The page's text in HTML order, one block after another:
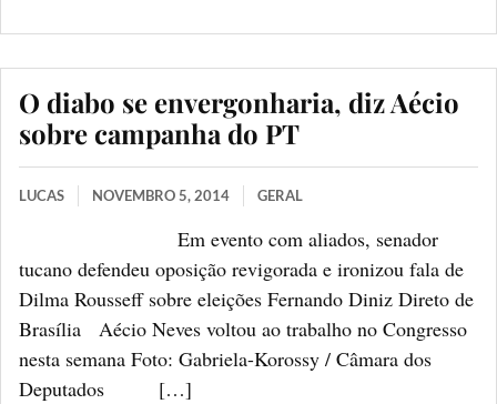
O diabo se envergonharia, diz Aécio
sobre campanha do PT
LUCAS NOVEMBRO 5, 2014 GERAL
Em evento com aliados, senador
tucano defendeu oposição revigorada e ironizou fala de
Dilma Rousseff sobre eleições Fernando Diniz Direto de
Brasília Aécio Neves voltou ao trabalho no Congresso
nesta semana Foto: Gabriela-Korossy / Câmara dos
Deputados […]